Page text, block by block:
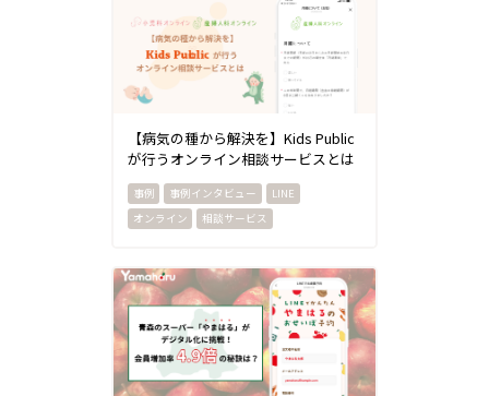
【病気の種から解決を】Kids Public
が行うオンライン相談サービスとは
事例インタビュー
LINE
オンライン
相談サービス